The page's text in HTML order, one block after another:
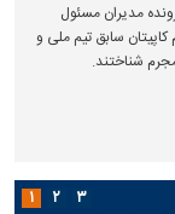
مدیران مسئول
کاپیتان سابق تیم ملی و
شناختند.
۱ ۲ ۳